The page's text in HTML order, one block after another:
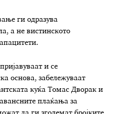
ги одразува
а не вистинското
и се
основа, забележуваат
куќа Томас Дворак и
плаќања за